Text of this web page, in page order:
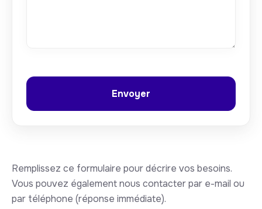
Remplissez ce formulaire pour décrire vos besoins.
Vous pouvez également nous contacter par e-mail ou
par téléphone (réponse immédiate).